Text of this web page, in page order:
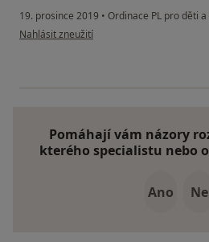
19. prosince 2019 • Ordinace PL pro děti
podle názoru uživatele Martina
Nahlásit zneužití
Pomáhají vám názory
kterého specialistu nebo
Ano Ne